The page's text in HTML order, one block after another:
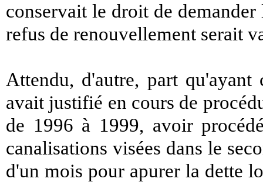
conservait le droit de
refus de renouvellement serait
Attendu, d'autre, part
avait justifié en cours de
de 1996 à 1999, avoir
canalisations visées dans le
d'un mois pour apurer la dette